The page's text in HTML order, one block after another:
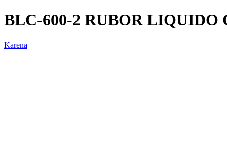
BLC-600-2 RUBOR LIQUIDO
Karena